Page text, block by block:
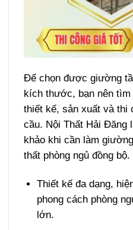
Để chọn được giường
kích thước, bạn nên
thiết kế, sản xuất và thi
cầu. Nội Thất Hải Đăng
khảo khi cần làm
thất phòng ngủ đồng bộ.
Thiết kế đa dạng,
phong cách phòng
lớn.